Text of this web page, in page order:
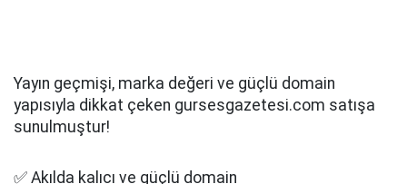
Yayın geçmişi, marka değeri ve güçlü domain
yapısıyla dikkat çeken gursesgazetesi.com satışa
sunulmuştur!
✅ Akılda kalıcı ve güçlü domain